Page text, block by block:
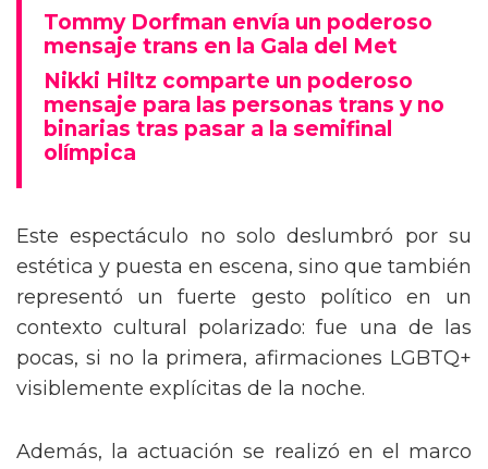
Tommy Dorfman envía un poderoso
mensaje trans en la Gala del Met
Nikki Hiltz comparte un poderoso
mensaje para las personas trans y no
binarias tras pasar a la semifinal
olímpica
Este espectáculo no solo deslumbró por su
estética y puesta en escena, sino que también
representó un fuerte gesto político en un
contexto cultural polarizado: fue una de las
pocas, si no la primera, afirmaciones LGBTQ+
visiblemente explícitas de la noche.
Además, la actuación se realizó en el marco